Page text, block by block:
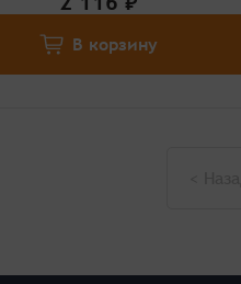
В корзину